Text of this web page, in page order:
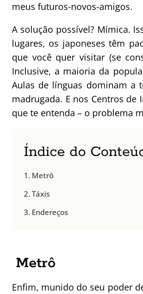
meus futuros-novos-amigos.
A solução possível? Mímica.
lugares, os japoneses têm
que você quer visitar (se
Inclusive, a maioria da
Aulas de línguas dominam a
madrugada. E nos Centros
que te entenda – o problema
Índice do
Metrô
Táxis
Endereços
Metrô
Enfim, munido do seu poder